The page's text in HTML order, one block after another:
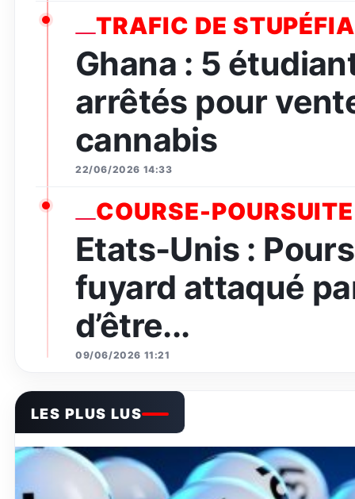
TRAFIC DE
Ghana : 5
arrêtés pour
cannabis
22/06/2026 14:33
COURSE-POURSUITE
Etats-Unis :
fuyard attaqué
d’être...
09/06/2026 11:21
LES PLUS LUS